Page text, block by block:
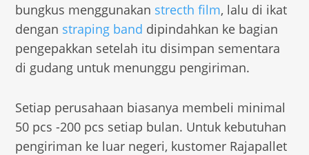
bungkus menggunakan strecth film, lalu di ikat
dengan straping band dipindahkan ke bagian
pengepakkan setelah itu disimpan sementara
di gudang untuk menunggu pengiriman.
Setiap perusahaan biasanya membeli minimal
50 pcs -200 pcs setiap bulan. Untuk kebutuhan
pengiriman ke luar negeri, kustomer Rajapallet